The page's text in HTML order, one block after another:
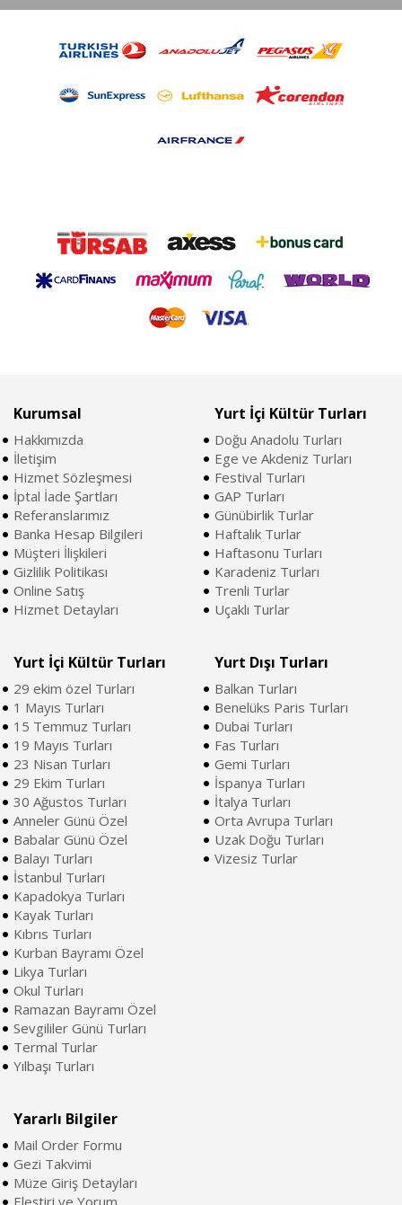
Kurumsal
Hakkımızda
İletişim
Hizmet Sözleşmesi
İptal İade Şartları
Referanslarımız
Banka Hesap Bilgileri
Müşteri İlişkileri
Gizlilik Politikası
Online Satış
Hizmet Detayları
Yurt İçi Kültür Turları
Doğu Anadolu Turları
Ege ve Akdeniz Turları
Festival Turları
GAP Turları
Günübirlik Turlar
Haftalık Turlar
Haftasonu Turları
Karadeniz Turları
Trenli Turlar
Uçaklı Turlar
Yurt İçi Kültür Turları
29 ekim özel Turları
1 Mayıs Turları
15 Temmuz Turları
19 Mayıs Turları
23 Nisan Turları
29 Ekim Turları
30 Ağustos Turları
Anneler Günü Özel
Babalar Günü Özel
Balayı Turları
İstanbul Turları
Kapadokya Turları
Kayak Turları
Kıbrıs Turları
Kurban Bayramı Özel
Likya Turları
Okul Turları
Ramazan Bayramı Özel
Sevgililer Günü Turları
Termal Turlar
Yılbaşı Turları
Yurt Dışı Turları
Balkan Turları
Benelüks Paris Turları
Dubai Turları
Fas Turları
Gemi Turları
İspanya Turları
İtalya Turları
Orta Avrupa Turları
Uzak Doğu Turları
Vizesiz Turlar
Yararlı Bilgiler
Mail Order Formu
Gezi Takvimi
Müze Giriş Detayları
Eleştiri ve Yorum